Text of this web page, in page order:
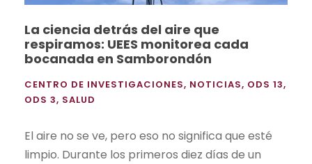
La ciencia detrás del aire que
respiramos: UEES monitorea cada
bocanada en Samborondón
CENTRO DE INVESTIGACIONES, NOTICIAS, ODS 13,
ODS 3, SALUD
El aire no se ve, pero eso no significa que esté
limpio. Durante los primeros diez días de un